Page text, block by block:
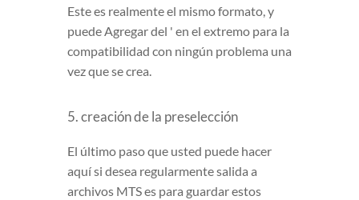
Este es realmente el mismo formato, y
puede Agregar del ' en el extremo para la
compatibilidad con ningún problema una
vez que se crea.
5. creación de la preselección
El último paso que usted puede hacer
aquí si desea regularmente salida a
archivos MTS es para guardar estos